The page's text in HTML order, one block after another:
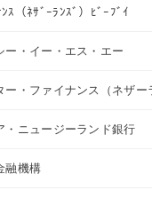
ｽ（ﾈｻﾞｰﾗﾝｽﾞ）ﾋﾞｰﾌﾞｲ
ー・イー・エス・エー
ー・ファイナンス（ネザー
・ニュージーランド銀行
融機構